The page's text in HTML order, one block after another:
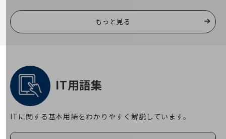
モビリティ
キーワードで探す
モバイルTOP
法人向けスマホ・携帯に関する、
おすすめの機種、料金やサービスをご紹介
製品
もっと見る
IT用語集
ITに関する基本用語をわかりやすく解説しています。